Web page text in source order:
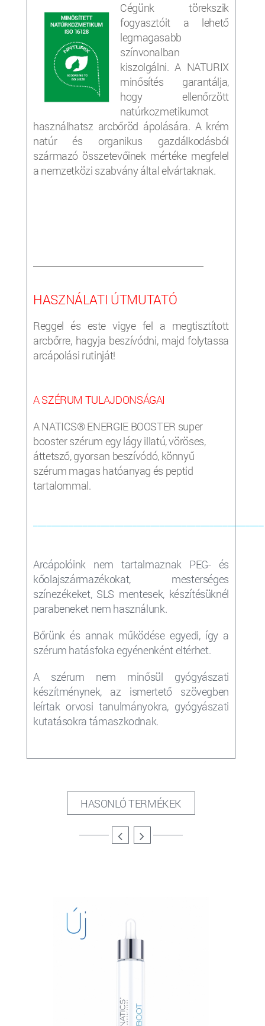
Cégünk törekszik
fogyasztóit a lehető
legmagasabb
színvonalban
kiszolgálni. A NATURIX
minősítés garantálja,
hogy ellenőrzött
natúrkozmetikumot
használhatsz arcbőröd ápolására. A krém
natúr és organikus gazdálkodásból
származó összetevőinek mértéke megfelel
a nemzetközi szabvány által elvártaknak.
HASZNÁLATI ÚTMUTATÓ
Reggel és este vigye fel a megtisztított
arcbőrre, hagyja beszívódni, majd folytassa
arcápolási rutinját!
A SZÉRUM TULAJDONSÁGAI
A NATICS® ENERGIE BOOSTER super
booster szérum egy lágy illatú, vöröses,
áttetsző, gyorsan beszívódó, könnyű
szérum magas hatóanyag és peptid
tartalommal.
Arcápolóink nem tartalmaznak PEG- és
kőolajszármazékokat, mesterséges
színezékeket, SLS mentesek, készítésüknél
parabeneket nem használunk.
Bőrünk és annak működése egyedi, így a
szérum hatásfoka egyénenként eltérhet.
A szérum nem minősül gyógyászati
készítménynek, az ismertető szövegben
leírtak orvosi tanulmányokra, gyógyászati
kutatásokra támaszkodnak.
HASONLÓ TERMÉKEK